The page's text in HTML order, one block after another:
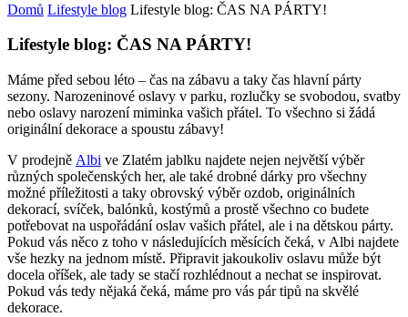
Domů Lifestyle blog Lifestyle blog: ČAS NA PÁRTY!
Lifestyle blog: ČAS NA PÁRTY!
Máme před sebou léto – čas na zábavu a taky čas hlavní párty
sezony. Narozeninové oslavy v parku, rozlučky se svobodou, svatby
nebo oslavy narození miminka vašich přátel. To všechno si žádá
originální dekorace a spoustu zábavy!
V prodejně Albi ve Zlatém jablku najdete nejen největší výběr
různých společenských her, ale také drobné dárky pro všechny
možné příležitosti a taky obrovský výběr ozdob, originálních
dekorací, svíček, balónků, kostýmů a prostě všechno co budete
potřebovat na uspořádání oslav vašich přátel, ale i na dětskou párty.
Pokud vás něco z toho v následujících měsících čeká, v Albi najdete
vše hezky na jednom místě. Připravit jakoukoliv oslavu může být
docela oříšek, ale tady se stačí rozhlédnout a nechat se inspirovat.
Pokud vás tedy nějaká čeká, máme pro vás pár tipů na skvělé
dekorace.